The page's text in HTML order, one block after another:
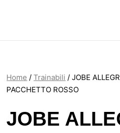
Home /Trainabili / JOBE
PACCHETTO ROSSO
JOBE